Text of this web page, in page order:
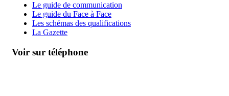
Le guide de communication
Le guide du Face à Face
Les schémas des qualifications
La Gazette
Voir sur téléphone